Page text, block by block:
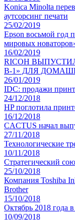
Konica Minolta
аутсорсинг печати
25/02/2019
Epson восьмой год
мировых
16/02/2019
RICOH
В-1» ДЛЯ
26/01/2019
IDC: продажи
24/12/2018
HP поглотила
16/12/2018
CACTUS начал
27/11/2018
Технологические
10/11/2018
Стратегический
25/10/2018
Компания Toshiba
Brother
15/10/2018
Октябрь 2018 года
10/09/2018